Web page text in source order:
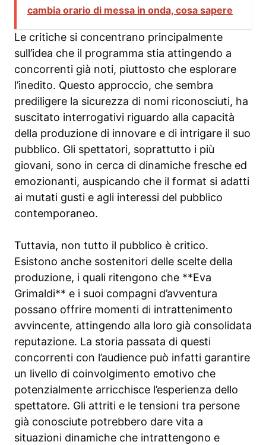
cambia orario di messa in onda, cosa sapere
Le critiche si concentrano principalmente
sull’idea che il programma stia attingendo a
concorrenti già noti, piuttosto che esplorare
l’inedito. Questo approccio, che sembra
prediligere la sicurezza di nomi riconosciuti, ha
suscitato interrogativi riguardo alla capacità
della produzione di innovare e di intrigare il suo
pubblico. Gli spettatori, soprattutto i più
giovani, sono in cerca di dinamiche fresche ed
emozionanti, auspicando che il format si adatti
ai mutati gusti e agli interessi del pubblico
contemporaneo.
Tuttavia, non tutto il pubblico è critico.
Esistono anche sostenitori delle scelte della
produzione, i quali ritengono che **Eva
Grimaldi** e i suoi compagni d’avventura
possano offrire momenti di intrattenimento
avvincente, attingendo alla loro già consolidata
reputazione. La storia passata di questi
concorrenti con l’audience può infatti garantire
un livello di coinvolgimento emotivo che
potenzialmente arricchisce l’esperienza dello
spettatore. Gli attriti e le tensioni tra persone
già conosciute potrebbero dare vita a
situazioni dinamiche che intrattengono e